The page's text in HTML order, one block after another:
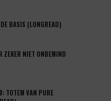
BASIS (LONGREAD)
ZEKER NIET ONBEMIND
TOTEM VAN PURE